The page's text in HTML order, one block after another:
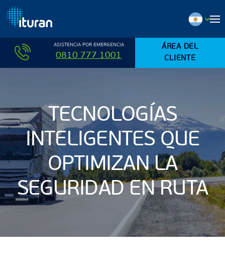
Ir al contenido principal
ASISTENCIA POR EMERGENCIA
0810 777 1001
ÁREA DEL
CLIENTE
TECNOLOGÍAS
INTELIGENTES QUE
OPTIMIZAN LA
SEGURIDAD EN RUTA